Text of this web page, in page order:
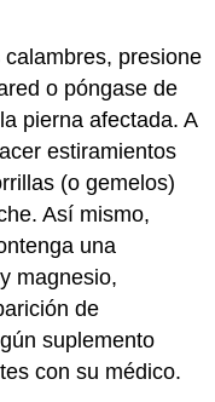
presione
o póngase de
pierna afectada. A
estiramientos
(o gemelos)
Así mismo,
una
magnesio,
de
suplemento
con su médico.